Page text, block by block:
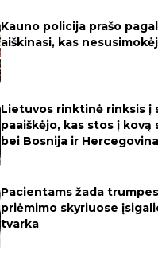
Kauno policija prašo
aiškinasi, kas
Lietuvos rinktinė rinksis į
paaiškėjo, kas stos į kovą
bei Bosnija ir Hercegovina
Pacientams žada
priėmimo skyriuose
tvarka